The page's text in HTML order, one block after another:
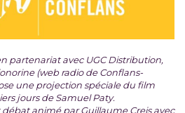
partenariat avec UGC Distribution,
(web radio de Conflans-
une projection spéciale du film
jours de Samuel Paty.
animé par Guillaume Creis avec